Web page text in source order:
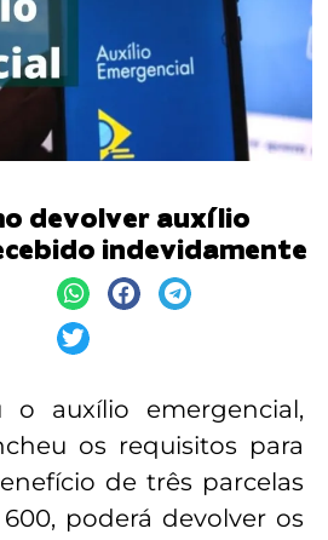
devolver auxílio
indevidamente
o auxílio emergencial,
os requisitos para
de três parcelas
poderá devolver os